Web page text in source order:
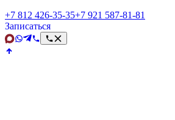
+7 812 426‑35‑35+7 921 587‑81‑81
Записаться